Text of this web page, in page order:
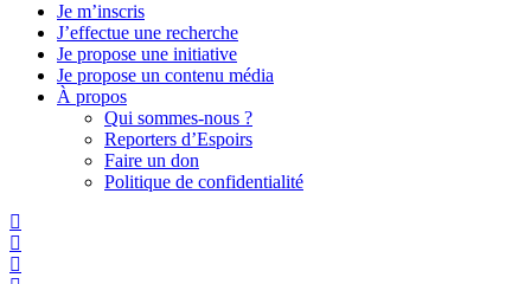
Je m’inscris
J’effectue une recherche
Je propose une initiative
Je propose un contenu média
À propos
Qui sommes-nous ?
Reporters d’Espoirs
Faire un don
Politique de confidentialité